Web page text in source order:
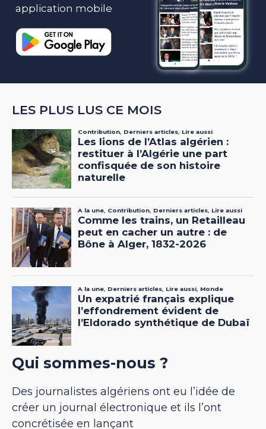
application mobile
LES PLUS LUS CE MOIS
Qui sommes-nous ?
Des journalistes algériens ont eu l’idée de
créer un journal électronique et ils l’ont
concrétisée en lançant